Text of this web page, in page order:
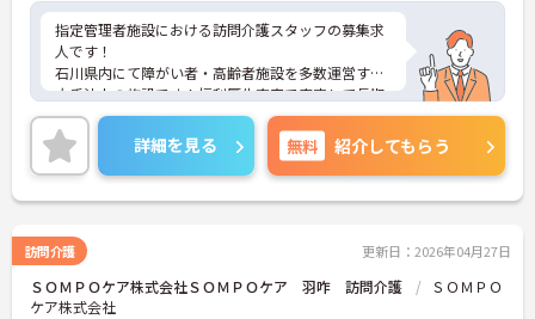
指定管理者施設における訪問介護スタッフの募集求
人です！
石川県内にて障がい者・高齢者施設を多数運営する
大手法人の施設です！福利厚生充実で安定して長期
で働けます！
ご興味ある方には、面接のポイントなど、さらに詳
細をお話致しますのでお気軽にご相談ください。
詳細を見る 無料 紹介してもらう
訪問介護 更新日：2026年04月27日
ＳＯＭＰＯケア株式会社ＳＯＭＰＯケア 羽咋 訪問介護
ＳＯＭＰＯ
ケア株式会社